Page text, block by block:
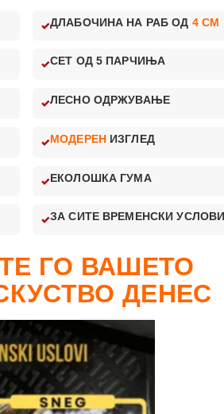
ДЛАБОЧИНА НА РАБ ОД 4 CM
СЕТ ОД 5 ПАРЧИЊА
ЛЕСНО ОДРЖУВАЊЕ
МОДЕРЕН ИЗГЛЕД
ЕКОЛОШКА ГУМА
ЗА СИТЕ ВРЕМЕНСКИ УСЛОВИ
ГО ВАШЕТО
ДЕНЕС